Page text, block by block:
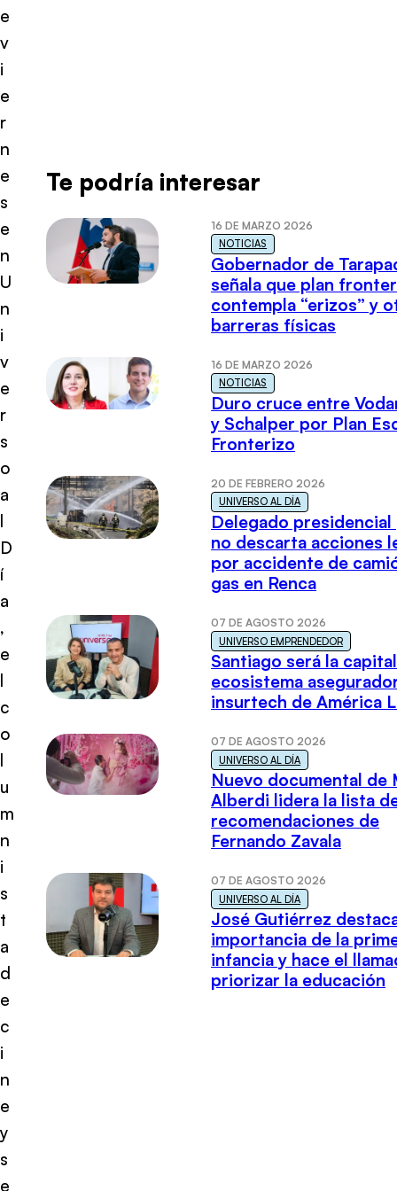
e
v
i
e
r
n
e
s
e
n
U
n
i
v
e
r
s
o
a
l
D
í
a
,
e
l
c
o
l
u
m
n
i
s
t
a
d
e
c
i
n
e
y
s
e
Te podría interesar
16 DE MARZO 2026
NOTICIAS
Gobernador de
señala que plan
contempla “erizos” y
barreras físicas
16 DE MARZO 2026
NOTICIAS
Duro cruce entre
y Schalper por Plan
Fronterizo
20 DE FEBRERO 2026
UNIVERSO AL DÍA
Delegado presidencial
no descarta acciones
por accidente de
gas en Renca
07 DE AGOSTO 2026
UNIVERSO EMPRENDEDOR
Santiago será la
ecosistema
insurtech de América
07 DE AGOSTO 2026
UNIVERSO AL DÍA
Nuevo documental de
Alberdi lidera la lista
recomendaciones de
Fernando Zavala
07 DE AGOSTO 2026
UNIVERSO AL DÍA
José Gutiérrez
importancia de la
infancia y hace el
priorizar la educación